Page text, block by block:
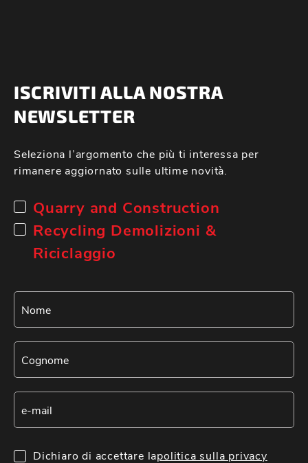
ISCRIVITI ALLA NOSTRA
NEWSLETTER
Seleziona l’argomento che più ti interessa per
rimanere aggiornato sulle ultime novità.
Quarry and Construction
Recycling Demolizioni &
Riciclaggio
Dichiaro di accettare lapolitica sulla privacy